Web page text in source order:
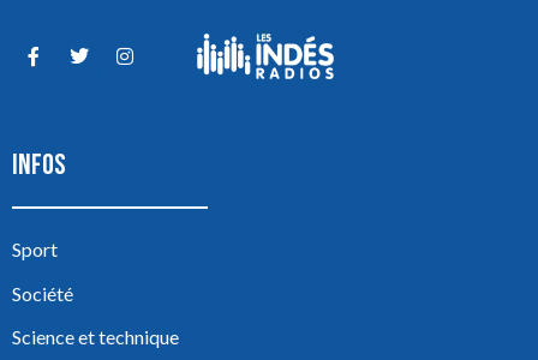
INFOS
Sport
Société
Science et technique